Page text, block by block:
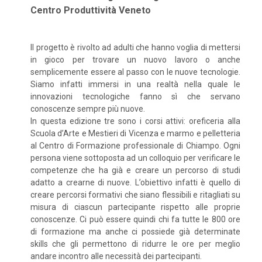
Centro Produttività Veneto
Il progetto è rivolto ad adulti che hanno voglia di mettersi
in gioco per trovare un nuovo lavoro o anche
semplicemente essere al passo con le nuove tecnologie.
Siamo infatti immersi in una realtà nella quale le
innovazioni tecnologiche fanno sì che servano
conoscenze sempre più nuove.
In questa edizione tre sono i corsi attivi: oreficeria alla
Scuola d’Arte e Mestieri di Vicenza e marmo e pelletteria
al Centro di Formazione professionale di Chiampo. Ogni
persona viene sottoposta ad un colloquio per verificare le
competenze che ha già e creare un percorso di studi
adatto a crearne di nuove. L’obiettivo infatti è quello di
creare percorsi formativi che siano flessibili e ritagliati su
misura di ciascun partecipante rispetto alle proprie
conoscenze. Ci può essere quindi chi fa tutte le 800 ore
di formazione ma anche ci possiede già determinate
skills che gli permettono di ridurre le ore per meglio
andare incontro alle necessità dei partecipanti.